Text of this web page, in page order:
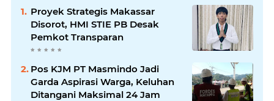
Proyek Strategis Makassar
Disorot, HMI STIE PB Desak
Pemkot Transparan
Pos KJM PT Masmindo Jadi
Garda Aspirasi Warga, Keluhan
Ditangani Maksimal 24 Jam